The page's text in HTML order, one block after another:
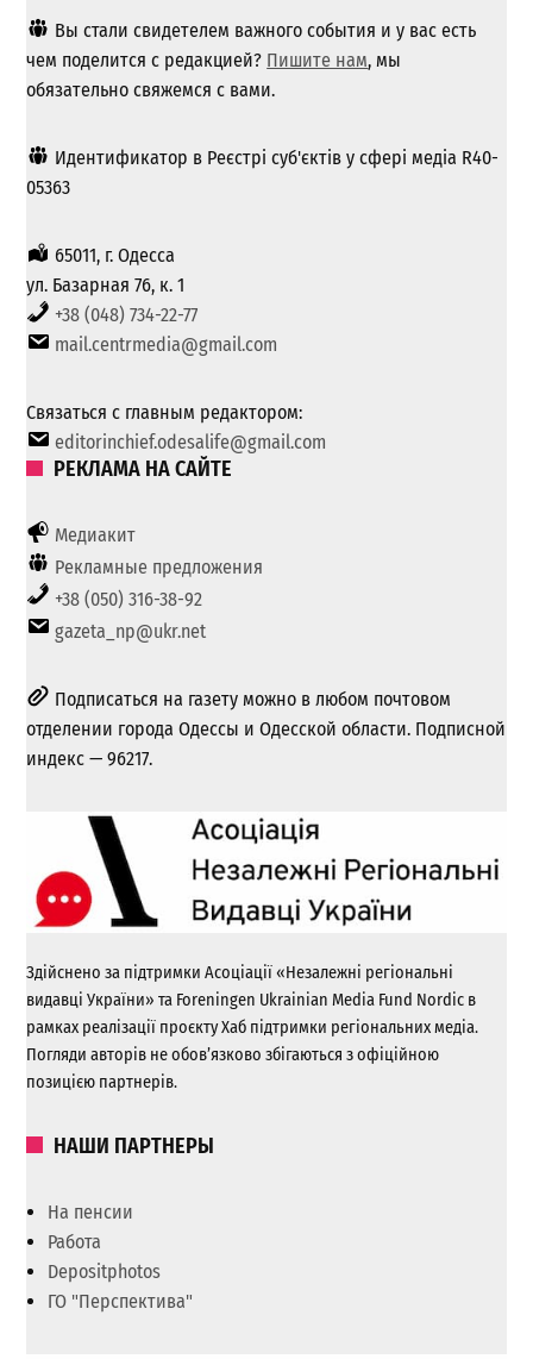
Вы стали свидетелем важного события и у вас есть
чем поделится с редакцией? Пишите нам, мы
обязательно свяжемся с вами.
Идентификатор в Реєстрі суб'єктів у сфері медіа R40-
05363
65011, г. Одесса
ул. Базарная 76, к. 1
+38 (048) 734-22-77
mail.centrmedia@gmail.com
Связаться с главным редактором:
editorinchief.odesalife@gmail.com
РЕКЛАМА НА САЙТЕ
Медиакит
Рекламные предложения
+38 (050) 316-38-92
gazeta_np@ukr.net
Подписаться на газету можно в любом почтовом
отделении города Одессы и Одесской области. Подписной
индекс — 96217.
Здійснено за підтримки Асоціації «Незалежні регіональні
видавці України» та Foreningen Ukrainian Media Fund Nordic в
рамках реалізації проєкту Хаб підтримки регіональних медіа.
Погляди авторів не обов’язково збігаються з офіційною
позицією партнерів.
НАШИ ПАРТНЕРЫ
На пенсии
Работа
Depositphotos
ГО "Перспектива"